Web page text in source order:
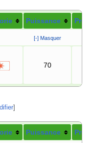
Puissance
[-] Masquer
70
]
Puissance